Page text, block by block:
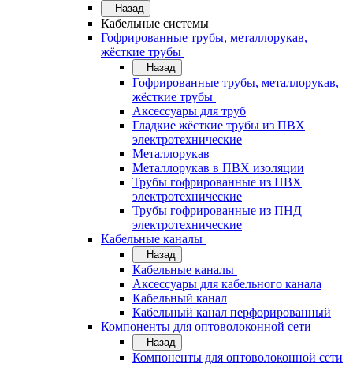
Назад
Кабельные системы
Гофрированные трубы, металлорукав,
жёсткие трубы
Назад
Гофрированные трубы, металлорукав,
жёсткие трубы
Аксессуары для труб
Гладкие жёсткие трубы из ПВХ
электротехнические
Металлорукав
Металлорукав в ПВХ изоляции
Трубы гофрированные из ПВХ
электротехнические
Трубы гофрированные из ПНД
электротехнические
Кабельные каналы
Назад
Кабельные каналы
Аксессуары для кабельного канала
Кабельный канал
Кабельный канал перфорированный
Компоненты для оптоволоконной сети
Назад
Компоненты для оптоволоконной сети